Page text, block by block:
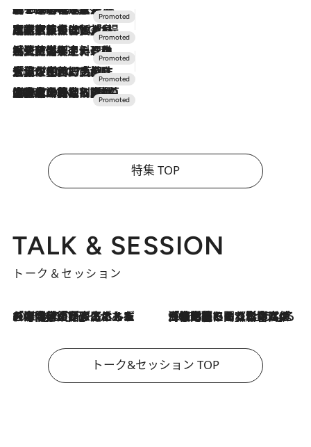
2026.8.7
【トンボの足水浴】ヒノキの香りに包まれて涼感マックス！約13℃の湧水かけ流しを避暑地「星野温泉 トンボの湯」で体験
2026.7.31
【ホテル帰省】という選択肢をOMOが提案。家族とほどよい距離を保つには「昼は実家、夜は気兼ねなくホテルで！」
2026.7.24
【夏限定ディナーコース】旬を迎える稚鮎や花ズッキーニなどをイタリア・トスカーナの郷土料理の手法で満喫！
2026.7.17
「土佐和ハーブかき氷」がOMO7高知に登場！生姜、山椒、大葉など目にも舌にも涼を呼ぶ郷土の味
2026.7.10
NEW OPEN！【界 草津】名湯の地に誕生。趣の異なる2種の温泉と上州ならではの会席・蕎麦割烹など美食を味わう究極の癒やし旅
特集 TOP
TALK & SESSION
トーク＆セッション
2026.8.3
「今後値上げがあるとすれば…」「リスクがあるのは今年の冬」エネルギー専門家が語る、ホルムズ海峡封鎖が家庭にもたらす“ある心配” 2026.8.3
「住宅建てられない…」「サーチャージ料の高値が続いている」ホルムズ海峡封鎖による影響はいつまで続く？《エネルギー専門家に聞く“どうなる日本の暮らし”》
トーク&セッション TOP